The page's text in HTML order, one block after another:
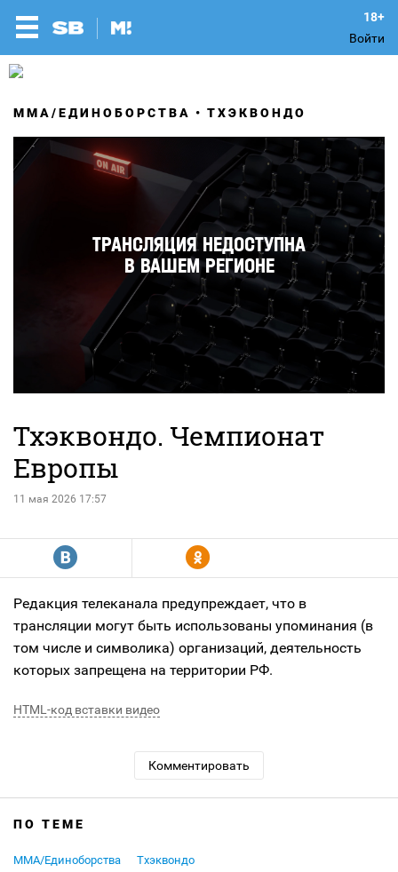
Войти
MMA/ЕДИНОБОРСТВА ТХЭКВОНДО
Тхэквондо. Чемпионат
Европы
11 мая 2026 17:57
R Y
Редакция телеканала предупреждает, что в
трансляции могут быть использованы упоминания (в
том числе и символика) организаций, деятельность
которых запрещена на территории РФ.
HTML-код вставки видео
Комментировать
ПО ТЕМЕ
MMA/Единоборства Тхэквондо